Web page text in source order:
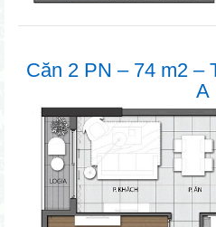
Căn 2 PN – 74 m2 –
A